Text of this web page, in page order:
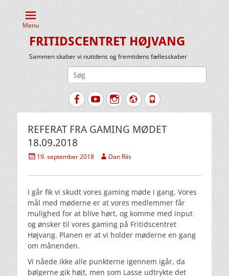
Menu
FRITIDSCENTRET HØJVANG
Sammen skaber vi nutidens og fremtidens fællesskaber
FacebookYouTubeInstagram
Website
Tlf.
REFERAT FRA GAMING MØDET
18.09.2018
Udgivet
19. september 2018 Forfatter
Dan Riis
I går fik vi skudt vores gaming møde i gang. Vores
mål med møderne er at vores medlemmer får
mulighed for at blive hørt, og komme med input
og ønsker til vores gaming på Fritidscentret
Højvang. Planen er at vi holder møderne en gang
om månenden.
Vi nåede ikke alle punkterne igennem igår, da
bølgerne gik højt, men som Lasse udtrykte det